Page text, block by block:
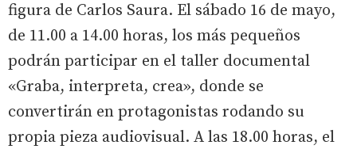
figura de Carlos Saura. El sábado 16 de mayo,
de 11.00 a 14.00 horas, los más pequeños
podrán participar en el taller documental
«Graba, interpreta, crea», donde se
convertirán en protagonistas rodando su
propia pieza audiovisual. A las 18.00 horas, el